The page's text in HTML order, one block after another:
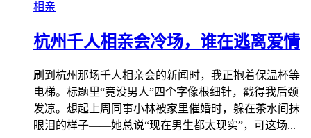
相亲
杭州千人相亲会冷场，谁在逃离爱情
刷到杭州那场千人相亲会的新闻时，我正抱着保温杯等
电梯。标题里“竟没男人”四个字像根细针，戳得我后颈
发凉。想起上周同事小林被家里催婚时，躲在茶水间抹
眼泪的样子——她总说“现在男生都太现实”，可这场...